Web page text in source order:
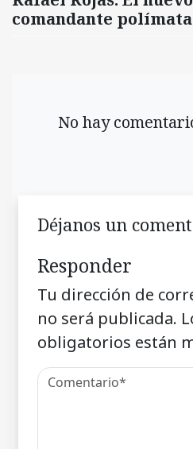
comandante polímata
No hay
Déjanos un
Responder
Tu dirección de
no será publicada.
obligatorios están